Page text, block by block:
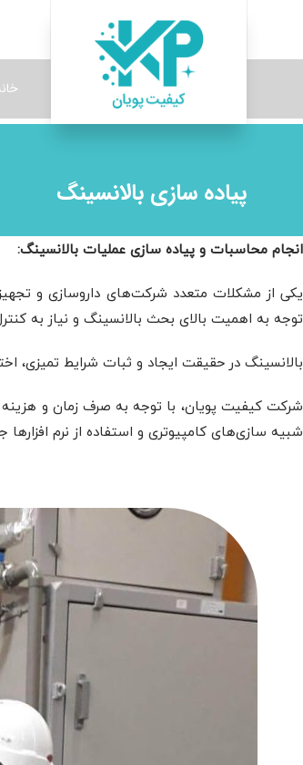
پیاده سازی بالانسینگ
انجام محاسبات و پیاده سازی عملیات بالانسینگ:
یکی از مشکلات متعدد شرکت‌های داروسازی و
توجه به اهمیت بالای بحث بالانسینگ و نیاز به
بالانسینگ در حقیقت ایجاد و ثبات شرایط تمیزی،
شرکت کیفیت پویان، با توجه به صرف زمان و هزینه
شبیه سازی‌های کامپیوتری و استفاده از نرم